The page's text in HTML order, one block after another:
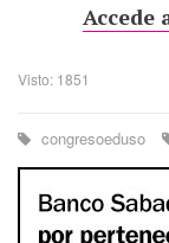
Accede
Visto: 1851
congresoeduso